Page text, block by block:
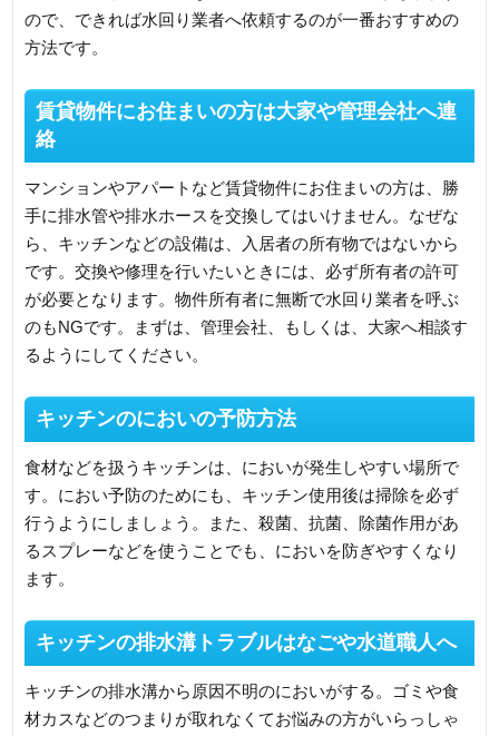
ので、できれば水回り業者へ依頼するのが一番おすすめの
方法です。
賃貸物件にお住まいの方は大家や管理会社へ連
絡
マンションやアパートなど賃貸物件にお住まいの方は、勝
手に排水管や排水ホースを交換してはいけません。なぜな
ら、キッチンなどの設備は、入居者の所有物ではないから
です。交換や修理を行いたいときには、必ず所有者の許可
が必要となります。物件所有者に無断で水回り業者を呼ぶ
のもNGです。まずは、管理会社、もしくは、大家へ相談す
るようにしてください。
キッチンのにおいの予防方法
食材などを扱うキッチンは、においが発生しやすい場所で
す。におい予防のためにも、キッチン使用後は掃除を必ず
行うようにしましょう。また、殺菌、抗菌、除菌作用があ
るスプレーなどを使うことでも、においを防ぎやすくなり
ます。
キッチンの排水溝トラブルはなごや水道職人へ
キッチンの排水溝から原因不明のにおいがする。ゴミや食
材カスなどのつまりが取れなくてお悩みの方がいらっしゃ